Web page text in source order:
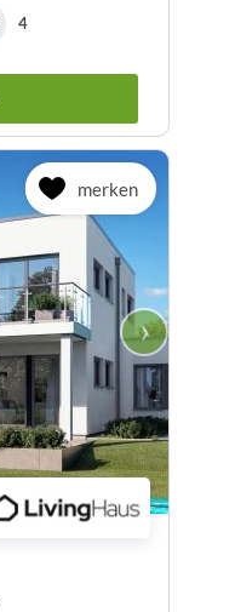
4
merken
›